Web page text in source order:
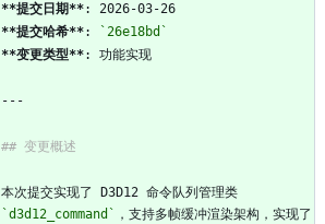
**提交日期**
**提交哈希**:
`26e18bd`
**变更类型**
`d3d12_command` ，支持多帧缓冲渲染架构，实现了